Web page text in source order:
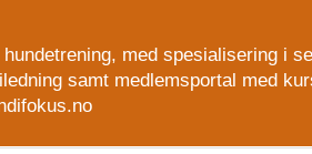
med spesialisering i
samt medlemsportal med